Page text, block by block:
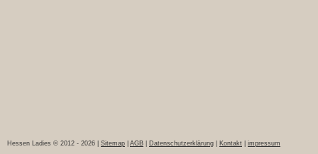
Hessen Ladies © 2012 - 2026 | Sitemap AGB Datenschutzerklärung Kontakt impressum